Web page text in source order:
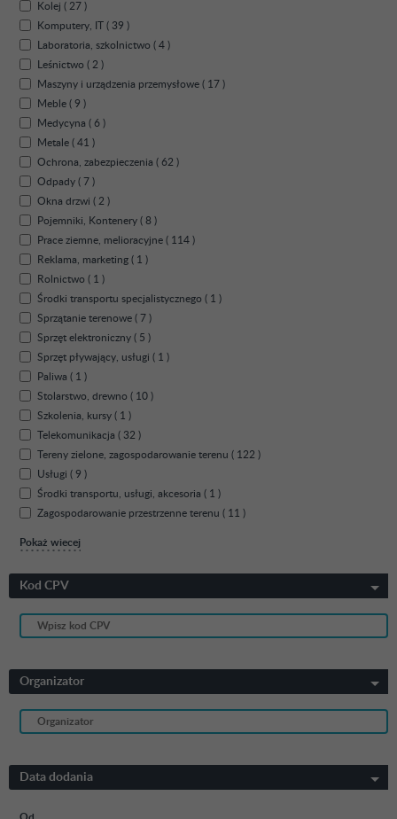
Kolej ( 27 )
Komputery, IT ( 39 )
Laboratoria, szkolnictwo ( 4 )
Leśnictwo ( 2 )
Maszyny i urządzenia przemysłowe ( 17 )
Meble ( 9 )
Medycyna ( 6 )
Metale ( 41 )
Ochrona, zabezpieczenia ( 62 )
Odpady ( 7 )
Okna drzwi ( 2 )
Pojemniki, Kontenery ( 8 )
Prace ziemne, melioracyjne ( 114 )
Reklama, marketing ( 1 )
Rolnictwo ( 1 )
Środki transportu specjalistycznego ( 1 )
Sprzątanie terenowe ( 7 )
Sprzęt elektroniczny ( 5 )
Sprzęt pływający, usługi ( 1 )
Paliwa ( 1 )
Stolarstwo, drewno ( 10 )
Szkolenia, kursy ( 1 )
Telekomunikacja ( 32 )
Tereny zielone, zagospodarowanie terenu ( 122 )
Usługi ( 9 )
Środki transportu, usługi, akcesoria ( 1 )
Zagospodarowanie przestrzenne terenu ( 11 )
Pokaż wiecej
Kod CPV
Organizator
Data dodania